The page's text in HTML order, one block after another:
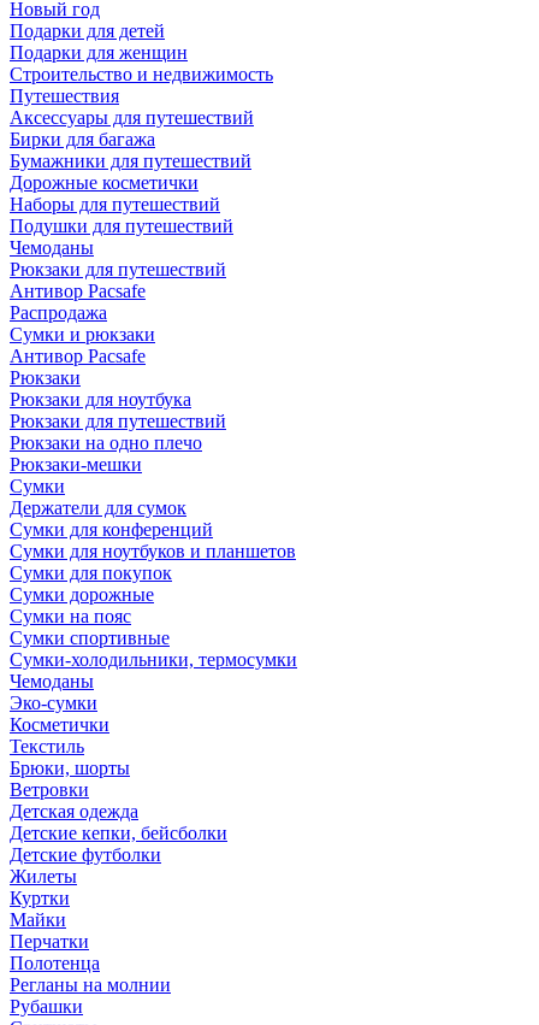
Новый год
Подарки для детей
Подарки для женщин
Строительство и недвижимость
Путешествия
Аксессуары для путешествий
Бирки для багажа
Бумажники для путешествий
Дорожные косметички
Наборы для путешествий
Подушки для путешествий
Чемоданы
Рюкзаки для путешествий
Антивор Pacsafe
Распродажа
Сумки и рюкзаки
Антивор Pacsafe
Рюкзаки
Рюкзаки для ноутбука
Рюкзаки для путешествий
Рюкзаки на одно плечо
Рюкзаки-мешки
Сумки
Держатели для сумок
Сумки для конференций
Сумки для ноутбуков и планшетов
Сумки для покупок
Сумки дорожные
Сумки на пояс
Сумки спортивные
Сумки-холодильники, термосумки
Чемоданы
Эко-сумки
Косметички
Текстиль
Брюки, шорты
Ветровки
Детская одежда
Детские кепки, бейсболки
Детские футболки
Жилеты
Куртки
Майки
Перчатки
Полотенца
Регланы на молнии
Рубашки